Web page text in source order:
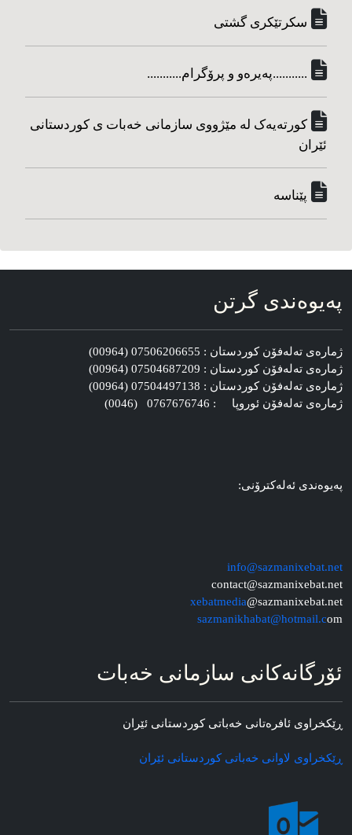
سکرتێکری گشتی
...........په‌یره‌و و پرۆگرام...........
کورته‌یه‌ک له مێژووی سازمانی خه‌بات ی کوردستانی
ئێران
پێناسه‌
په‌یوه‌ندی گرتن
ژماره‌ی ته‌له‌فۆن کوردستان : 07506206655 (00964)
ژماره‌ی ته‌له‌فۆن کوردستان : 07504687209 (00964)
ژماره‌ی ته‌له‌فۆن کوردستان : 07504497138 (00964)
ژماره‌ی ته‌له‌فۆن ئوروپا : 0767676746 (0046)
په‌یوه‌ندی ئه‌له‌کترۆنی:
info@sazmanixebat.net
contact@sazmanixebat.net
xebatmedia@sazmanixebat.net
sazmanikhabat@hotmail.com
ئۆرگانه‌کانی سازمانی خه‌بات
ڕێکخراوی ئافره‌تانی خه‌باتی کوردستانی ئێران
ڕێکخراوی لاوانی خه‌باتی کوردستانی ئێران